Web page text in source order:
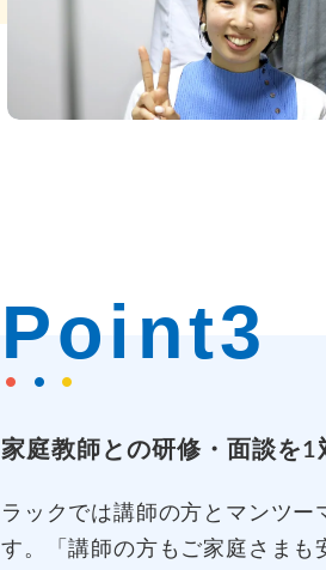
Point3
家庭教師との研修・面談を
ラックでは講師の方とマンツー
す。「講師の方もご家庭さま